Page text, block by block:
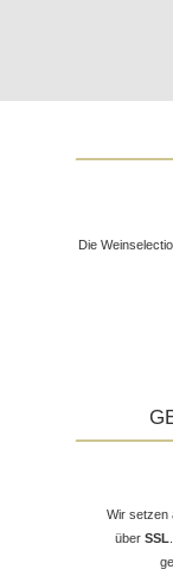
Die
Wir setzen
über SSL